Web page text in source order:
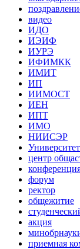
видео
ИДО
ИЭИФ
ИУРЭ
ИФИМКК
ИМИТ
ИП
ИИМОСТ
ИЕН
ИПТ
ИМО
НИИСЭР
центр
форум
ректор
общежитие
акция
приемная